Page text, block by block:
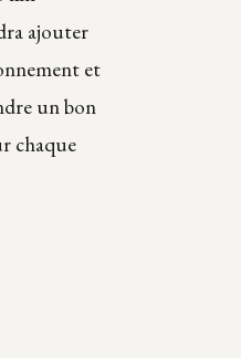
ajouter
et
un bon
chaque